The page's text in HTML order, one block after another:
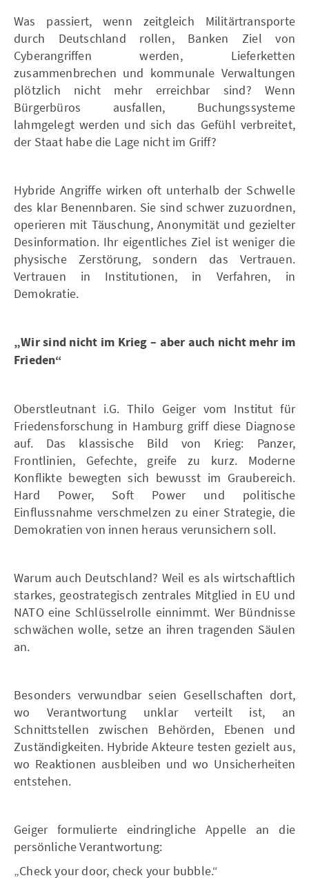
Was passiert, wenn zeitgleich Militärtransporte
durch Deutschland rollen, Banken Ziel von
Cyberangriffen werden, Lieferketten
zusammenbrechen und kommunale Verwaltungen
plötzlich nicht mehr erreichbar sind? Wenn
Bürgerbüros ausfallen, Buchungssysteme
lahmgelegt werden und sich das Gefühl verbreitet,
der Staat habe die Lage nicht im Griff?
Hybride Angriffe wirken oft unterhalb der Schwelle
des klar Benennbaren. Sie sind schwer zuzuordnen,
operieren mit Täuschung, Anonymität und gezielter
Desinformation. Ihr eigentliches Ziel ist weniger die
physische Zerstörung, sondern das Vertrauen.
Vertrauen in Institutionen, in Verfahren, in
Demokratie.
„Wir sind nicht im Krieg – aber auch nicht mehr im
Frieden“
Oberstleutnant i.G. Thilo Geiger vom Institut für
Friedensforschung in Hamburg griff diese Diagnose
auf. Das klassische Bild von Krieg: Panzer,
Frontlinien, Gefechte, greife zu kurz. Moderne
Konflikte bewegten sich bewusst im Graubereich.
Hard Power, Soft Power und politische
Einflussnahme verschmelzen zu einer Strategie, die
Demokratien von innen heraus verunsichern soll.
Warum auch Deutschland? Weil es als wirtschaftlich
starkes, geostrategisch zentrales Mitglied in EU und
NATO eine Schlüsselrolle einnimmt. Wer Bündnisse
schwächen wolle, setze an ihren tragenden Säulen
an.
Besonders verwundbar seien Gesellschaften dort,
wo Verantwortung unklar verteilt ist, an
Schnittstellen zwischen Behörden, Ebenen und
Zuständigkeiten. Hybride Akteure testen gezielt aus,
wo Reaktionen ausbleiben und wo Unsicherheiten
entstehen.
Geiger formulierte eindringliche Appelle an die
persönliche Verantwortung:
„Check your door, check your bubble.“